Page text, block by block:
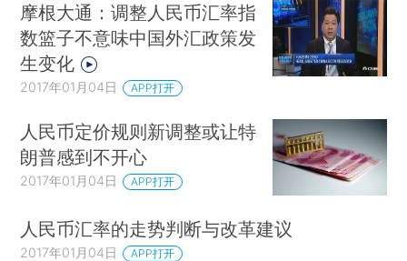
摩根大通：调整人民币汇率指
数篮子不意味中国外汇政策发
生变化
2017年01月04日 APP打开
人民币定价规则新调整或让特
朗普感到不开心
2017年01月04日 APP打开
人民币汇率的走势判断与改革建议
2017年01月04日 APP打开